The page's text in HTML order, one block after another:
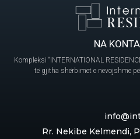
NA
Kompleksi “INTERNATIONAL
të gjitha shërbimet e nevojshme
Rr. Nekibe Kelmendi,